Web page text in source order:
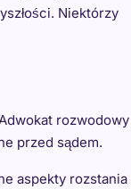
Niektórzy
rozwodowy
przed sądem.
aspekty rozstania